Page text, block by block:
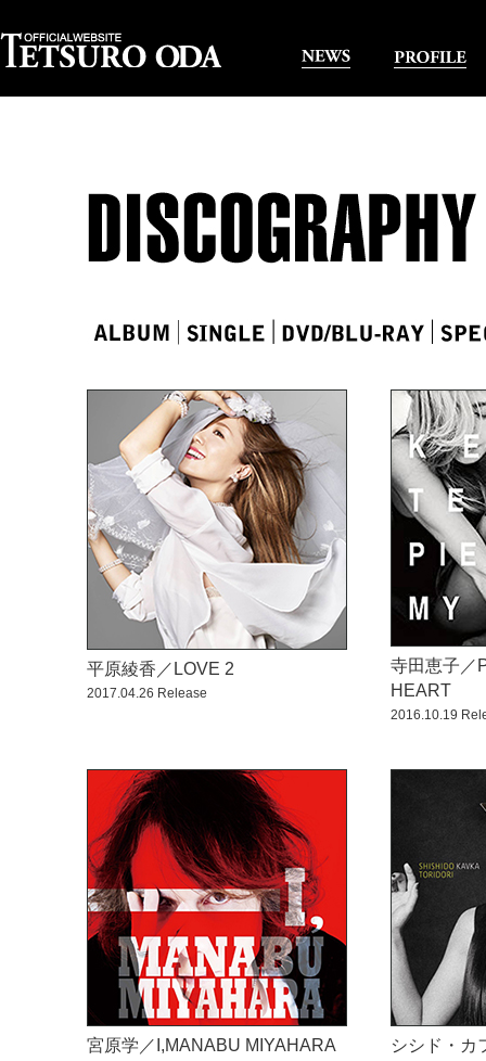
平原綾香／LOVE 2
2017.04.26 Release
寺田恵子／
HEART
2016.10.19
宮原学／I,MANABU MIYAHARA シシド・カ